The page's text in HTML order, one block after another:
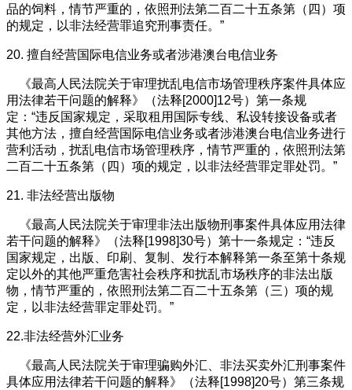
品的饲料，情节严重的，依照刑法第二百二十五条第（四）项
的规定，以非法经营罪追究刑事责任。”
20. 擅自经营国际电信业务或者涉港澳台电信业务
《最高人民法院关于审理扰乱电信市场管理秩序案件具体应
用法律若干问题的解释》（法释[2000]12号）第一条规
定：“违反国家规定，采取租用国际专线、私设转接设备或者
其他方法，擅自经营国际电信业务或者涉港澳台电信业务进行
营利活动，扰乱电信市场管理秩序，情节严重的，依照刑法第
二百二十五条第（四）项的规定，以非法经营罪定罪处罚。”
21. 非法经营出版物
《最高人民法院关于审理非法出版物刑事案件具体应用法律
若干问题的解释》（法释[1998]30号）第十一条规定：“违反
国家规定，出版、印刷、复制、发行本解释第一条至第十条规
定以外的其他严重危害社会秩序和扰乱市场秩序的非法出版
物，情节严重的，依照刑法第二百二十五条第（三）项的规
定，以非法经营罪定罪处罚。”
22.非法经营外汇业务
《最高人民法院关于审理骗购外汇、非法买卖外汇刑事案件
具体应用法律若干问题的解释》（法释[1998]20号）第三条规